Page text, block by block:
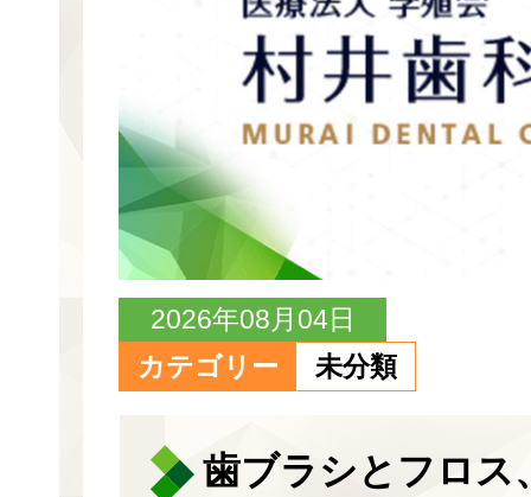
2026年08月04日
カテゴリー
未分類
歯ブラシとフロス